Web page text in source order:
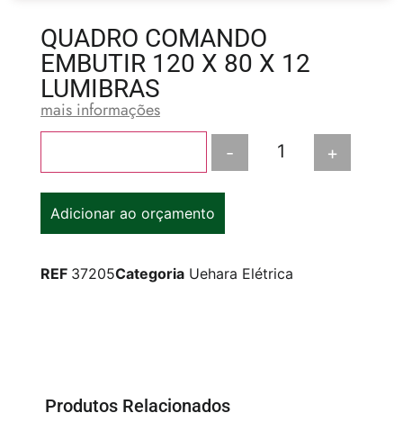
QUADRO COMANDO
EMBUTIR 120 X 80 X 12
LUMIBRAS
mais informações
- +
Adicionar ao orçamento
REF 37205Categoria Uehara Elétrica
Produtos Relacionados